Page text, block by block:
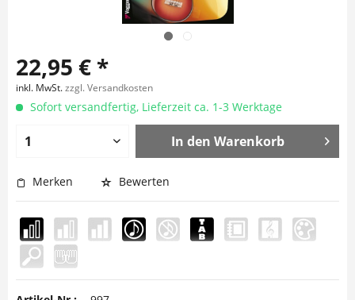
22,95 € *
inkl. MwSt.zzgl. Versandkosten
Sofort versandfertig, Lieferzeit ca. 1-3 Werktage
In den Warenkorb
Merken Bewerten